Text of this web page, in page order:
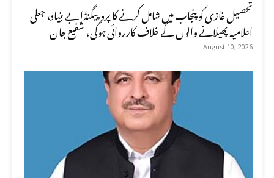
تحصیل غازی کو پنجاب میں شامل کرنے کا پروپیگنڈا بے بنیاد، جعلی
اعلامیہ پھیلانے والوں کے خلاف کارروائی ہوگی، شفیع جان
August 10, 2026